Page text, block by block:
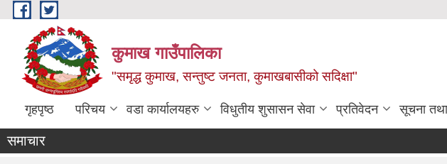
Skip to main content
कुमाख गाउँपालिका
"समृद्ध कुमाख, सन्तुष्ट जनता, कुमाखबासीको सदिक्षा"
गृहपृष्ठ परिचय वडा कार्यालयहरु विधुतीय शुसासन सेवा प्रतिवेदन सूचना
समाचार